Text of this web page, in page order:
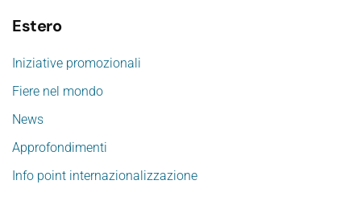
Estero
Iniziative promozionali
Fiere nel mondo
News
Approfondimenti
Info point internazionalizzazione